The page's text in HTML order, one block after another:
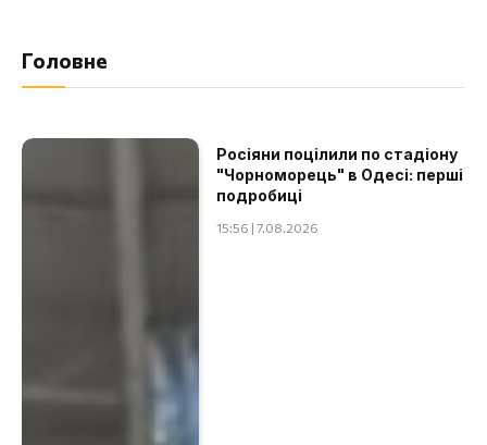
Головне
Росіяни поцілили по стадіону
"Чорноморець" в Одесі: перші
подробиці
15:56 | 7.08.2026